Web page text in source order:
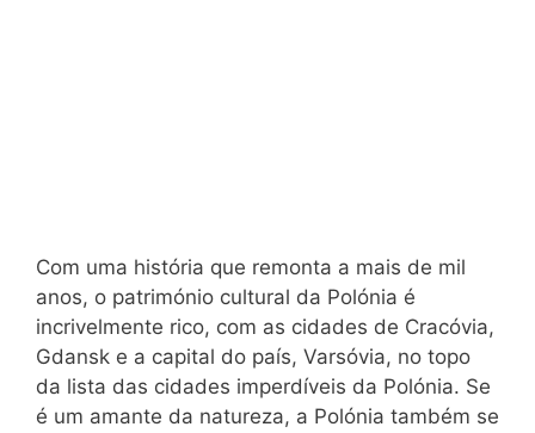
Com uma história que remonta a mais de mil
anos, o património cultural da Polónia é
incrivelmente rico, com as cidades de Cracóvia,
Gdansk e a capital do país, Varsóvia, no topo
da lista das cidades imperdíveis da Polónia. Se
é um amante da natureza, a Polónia também se